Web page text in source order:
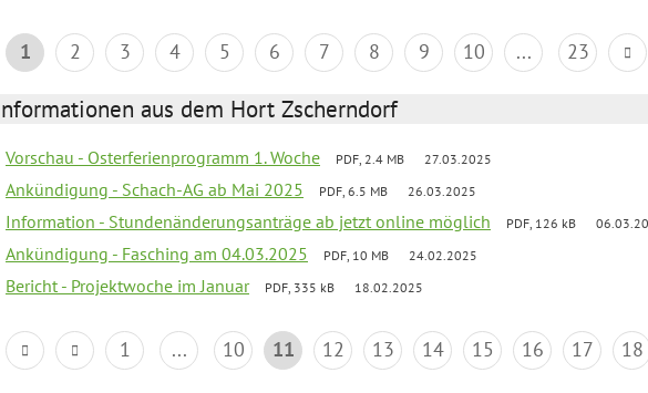
1 2 3 4 5 6 7 8 9 10 ... 23
aus dem Hort Zscherndorf
Vorschau - Osterferienprogramm 1. Woche PDF, 2.4 MB 27.03.2025
Ankündigung - Schach-AG ab Mai 2025 PDF, 6.5 MB 26.03.2025
Information - Stundenänderungsanträge ab jetzt online möglich PDF, 126 kB
Ankündigung - Fasching am 04.03.2025 PDF, 10 MB 24.02.2025
Bericht - Projektwoche im Januar PDF, 335 kB 18.02.2025
1 ... 10 11 12 13 14 15 16 17 18